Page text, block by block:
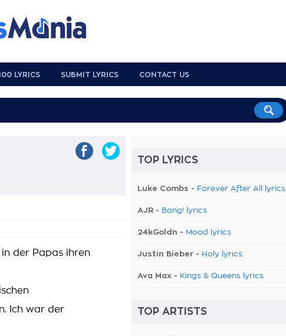
LYRICS SUBMIT LYRICS CONTACT US
der Papas ihren
Ich war der
TOP LYRICS
Luke Combs - Forever After All lyrics
AJR - Bang! lyrics
24kGoldn - Mood lyrics
Justin Bieber - Holy lyrics
Ava Max - Kings & Queens lyrics
TOP ARTISTS